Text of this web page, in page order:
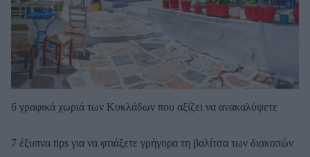
6 γραφικά χωριά των Κυκλάδων που αξίζει να ανακαλύψετε
7 έξυπνα tips για να φτιάξετε γρήγορα τη βαλίτσα των διακοπών